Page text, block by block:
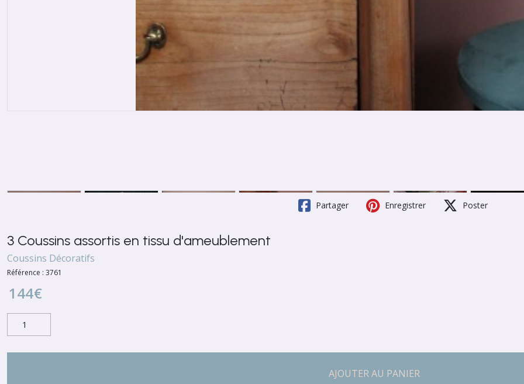
Partager Enregistrer Poster
3 Coussins assortis en tissu d'ameublement
Coussins Décoratifs
Référence : 3761
144€
AJOUTER AU PANIER